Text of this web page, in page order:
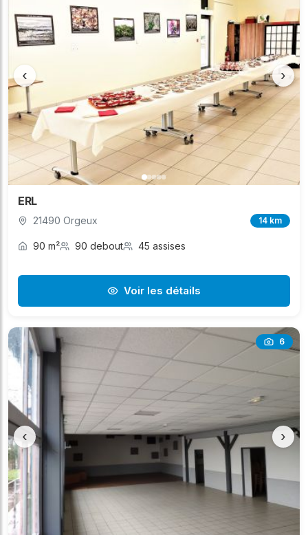
‹ ›
ERL
21490 Orgeux 14 km
90 m² 90 debout 45 assises
Voir les détails
6
‹ ›